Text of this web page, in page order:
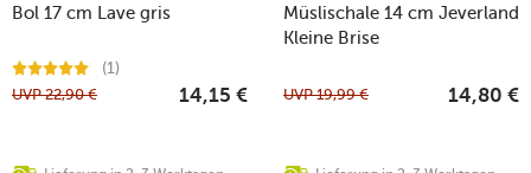
Bol 17 cm Lave gris
(1)
UVP22,90 € 14,15 €
Müslischale 14 cm Jeverland
Kleine Brise
UVP19,99 € 14,80 €